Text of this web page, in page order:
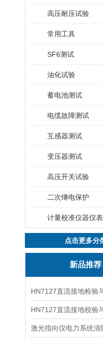
高压耐压试验
常用工具
SF6测试
油化试验
蓄电池测试
电缆故障测试
互感器测试
变压器测试
高压开关试验
二次继电保护
计量校准仪器仪表
点击更多分
新品推荐
激光指向仪电力系统清